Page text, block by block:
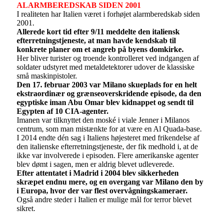
ALARMBEREDSKAB SIDEN 2001
I realiteten har Italien været i forhøjet alarmberedskab siden
2001.
Allerede kort tid efter 9/11 meddelte den italiensk
efterretningstjeneste, at man havde kendskab til
konkrete planer om et angreb på byens domkirke.
Her bliver turister og troende kontrolleret ved indgangen af
soldater udstyret med metaldetektorer udover de klassiske
små maskinpistoler.
Den 17. februar 2003 var Milano skueplads for en helt
ekstraordinær og grænseoverskridende episode, da den
egyptiske iman Abu Omar blev kidnappet og sendt til
Egypten af 10 CIA-agenter.
Imanen var tilknyttet den moské i viale Jenner i Milanos
centrum, som man mistænkte for at være en Al Quada-base.
I 2014 endte dén sag i Italiens højesteret med frikendelse af
den italienske efterretningstjeneste, der fik medhold i, at de
ikke var involverede i episoden. Flere amerikanske agenter
blev dømt i sagen, men er aldrig blevet udleverede.
Efter attentatet i Madrid i 2004 blev sikkerheden
skræpet endnu mere, og en overgang var Milano den by
i Europa, hvor der var flest overvågningskameraer.
Også andre steder i Italien er mulige mål for terror blevet
sikret.